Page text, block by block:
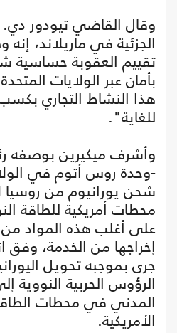
وقال القاضي تيودور دي.
الجزئية في ماريلاند،
تقييم العقوبة حساسية
بأمان عبر الولايات
هذا النشاط التجاري
للغاية".
وأشرف ميكيرين بوصفه
-وحدة روس أتوم في
شحن يورانيوم من
محطات أمريكية للطاقة
على أغلب هذه المواد
إخراجها من الخدمة،
جرى بموجبه تحويل
الرؤوس الحربية النووية
المدني في محطات
الأمريكية.